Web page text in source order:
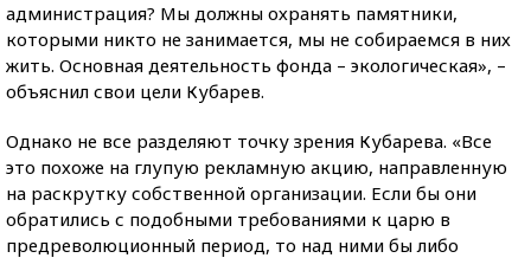
администрация? Мы должны охранять памятники,
которыми никто не занимается, мы не собираемся в них
жить. Основная деятельность фонда – экологическая», –
объяснил свои цели Кубарев.
Однако не все разделяют точку зрения Кубарева. «Все
это похоже на глупую рекламную акцию, направленную
на раскрутку собственной организации. Если бы они
обратились с подобными требованиями к царю в
предреволюционный период, то над ними бы либо